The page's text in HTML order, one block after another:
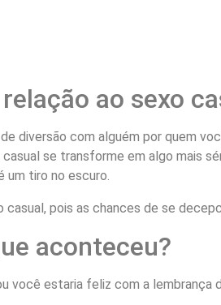
ao sexo
diversão com alguém por quem
se transforme em algo mais
um tiro no escuro.
pois as chances de se
aconteceu?
você estaria feliz com a lembrança